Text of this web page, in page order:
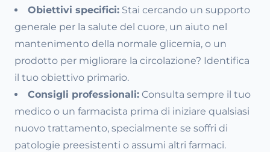
Obiettivi specifici: Stai cercando un supporto
generale per la salute del cuore, un aiuto nel
mantenimento della normale glicemia, o un
prodotto per migliorare la circolazione? Identifica
il tuo obiettivo primario.
Consigli professionali: Consulta sempre il tuo
medico o un farmacista prima di iniziare qualsiasi
nuovo trattamento, specialmente se soffri di
patologie preesistenti o assumi altri farmaci.